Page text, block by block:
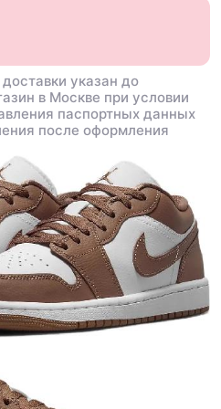
указан до
в Москве при условии
паспортных данных
после оформления